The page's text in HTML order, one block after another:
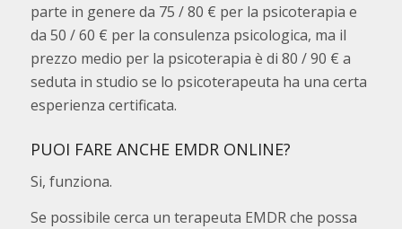
parte in genere da 75 / 80 € per la psicoterapia e
da 50 / 60 € per la consulenza psicologica, ma il
prezzo medio per la psicoterapia è di 80 / 90 € a
seduta in studio se lo psicoterapeuta ha una certa
esperienza certificata.
PUOI FARE ANCHE EMDR ONLINE?
Si, funziona.
Se possibile cerca un terapeuta EMDR che possa